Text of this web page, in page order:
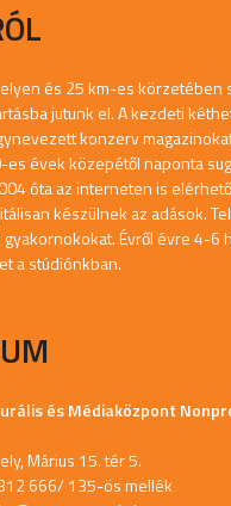
és 25 km-es körzetében
jutunk el. A kezdeti
konzerv
évek közepétől naponta
óta az interneten is
készülnek az adások.
Évről évre 4-6
a stúdiónkban.
és Médiaközpont
Márius 15. tér 5.
666/ 135-ös mellék